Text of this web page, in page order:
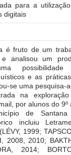
para a
digitais
é fruto de um
e analisou um
e as
se uma pesquisa-
na
por alunos do 9º
de
incluiu
1999;
2008, 2010;
2014;